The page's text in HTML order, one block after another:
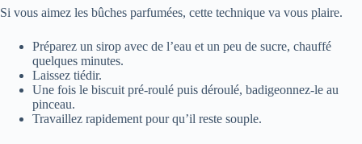
Si vous aimez les bûches parfumées, cette technique va vous plaire.
Préparez un sirop avec de l’eau et un peu de sucre, chauffé
quelques minutes.
Laissez tiédir.
Une fois le biscuit pré-roulé puis déroulé, badigeonnez-le au
pinceau.
Travaillez rapidement pour qu’il reste souple.